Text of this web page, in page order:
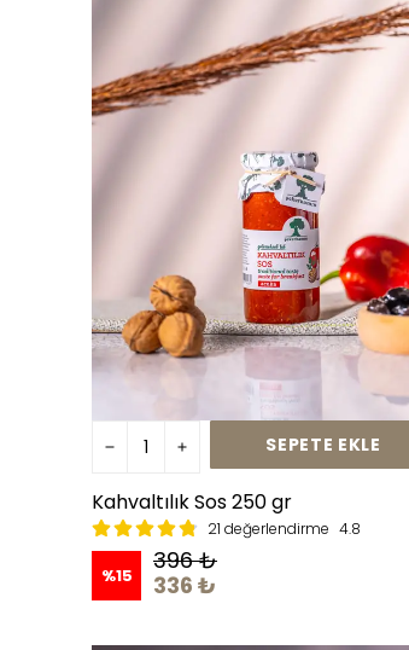
SEPETE EKLE
Kahvaltılık Sos 250 gr
21 değerlendirme 4.8
%15
396 ₺
336 ₺